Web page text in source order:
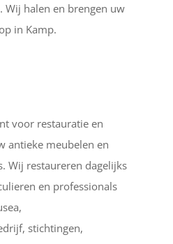
halen en brengen uw
in Kamp.
voor restauratie en
antieke meubelen en
Wij restaureren dagelijks
en professionals
stichtingen,